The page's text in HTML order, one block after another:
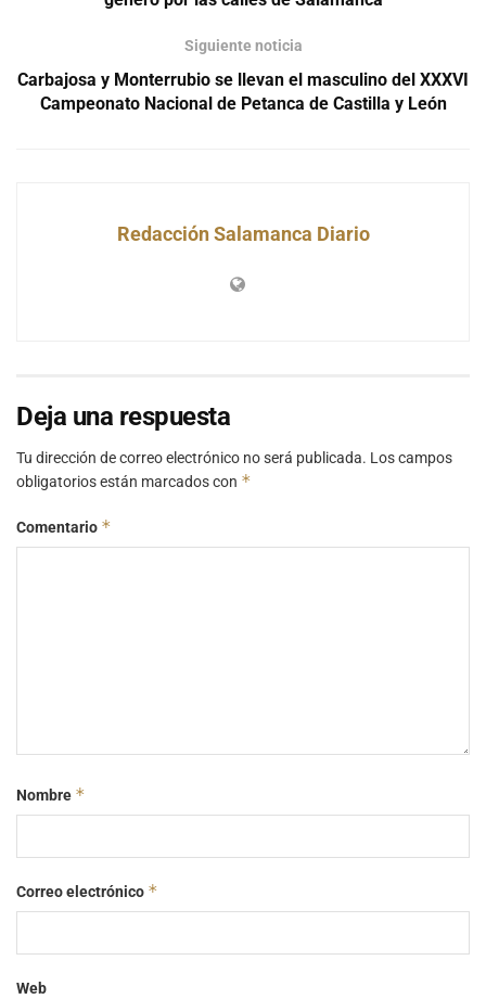
Siguiente noticia
Carbajosa y Monterrubio se llevan el masculino del XXXVI
Campeonato Nacional de Petanca de Castilla y León
Redacción Salamanca Diario
Deja una respuesta
Tu dirección de correo electrónico no será publicada. Los campos
obligatorios están marcados con *
Comentario *
Nombre *
Correo electrónico *
Web